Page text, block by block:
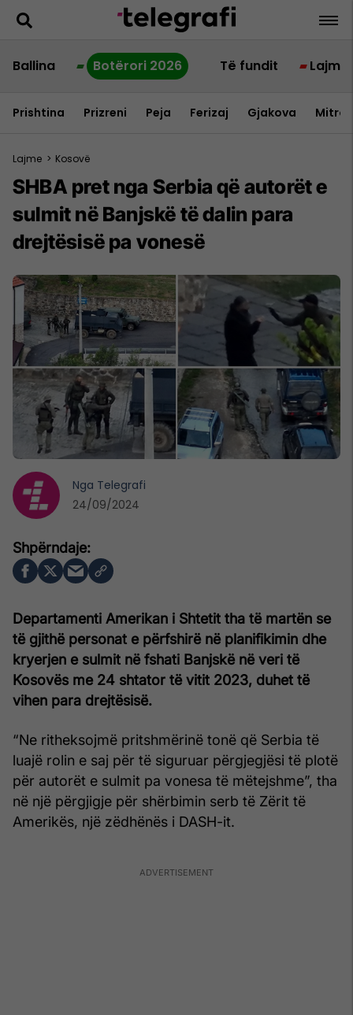
Ballina Botërori 2026 Të fundit Lajme
Prishtina Prizreni Peja Ferizaj Gjakova
Lajme > Kosovë
SHBA pret nga Serbia që autorët e
sulmit në Banjskë të dalin para
drejtësisë pa vonesë
Departamenti Amerikan i Shtetit tha të martën se
të gjithë personat e përfshirë në planifikimin dhe
kryerjen e sulmit në fshati Banjskë në veri të
Kosovës me 24 shtator të vitit 2023, duhet të
vihen para drejtësisë.
“Ne ritheksojmë pritshmërinë tonë që Serbia të
luajë rolin e saj për të siguruar përgjegjësi të plotë
për autorët e sulmit pa vonesa të mëtejshme”, tha
në një përgjigje për shërbimin serb të Zërit të
Amerikës, një zëdhënës i DASH-it.
Nga Telegrafi
24/09/2024